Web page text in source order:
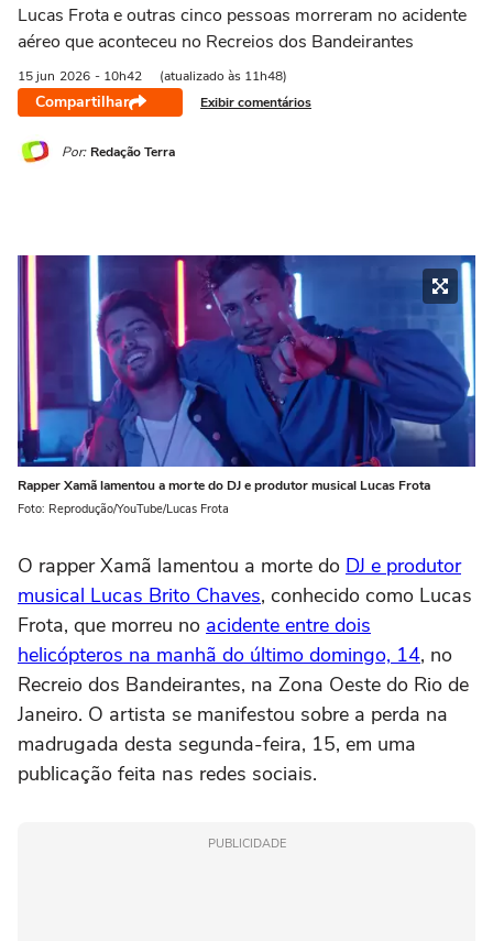
Lucas Frota e outras cinco pessoas morreram no acidente
aéreo que aconteceu no Recreios dos Bandeirantes
15 jun 2026 - 10h42 (atualizado às 11h48)
Compartilhar Exibir comentários
Por: Redação Terra
Rapper Xamã lamentou a morte do DJ e produtor musical Lucas Frota
Foto: Reprodução/YouTube/Lucas Frota
O rapper Xamã lamentou a morte do DJ e produtor
musical Lucas Brito Chaves, conhecido como Lucas
Frota, que morreu no acidente entre dois
helicópteros na manhã do último domingo, 14, no
Recreio dos Bandeirantes, na Zona Oeste do Rio de
Janeiro. O artista se manifestou sobre a perda na
madrugada desta segunda-feira, 15, em uma
publicação feita nas redes sociais.
PUBLICIDADE